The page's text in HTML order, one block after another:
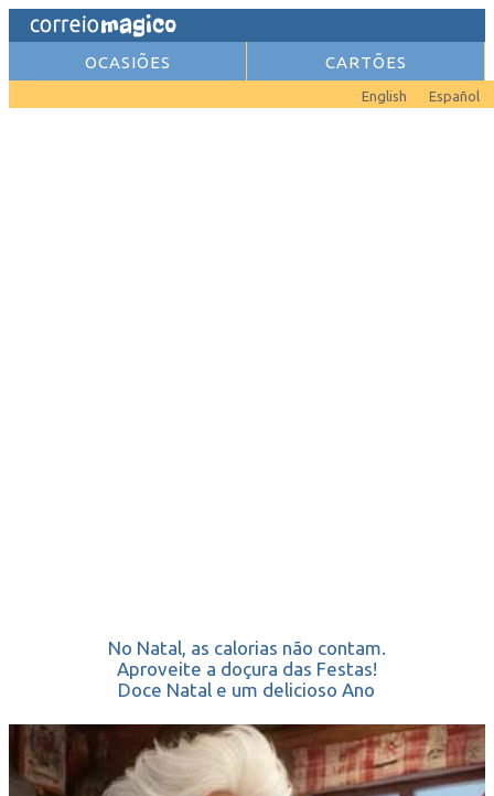
OCASIÕES CARTÕES
Español
English
No Natal, as calorias não contam.
Aproveite a doçura das Festas!
Doce Natal e um delicioso Ano